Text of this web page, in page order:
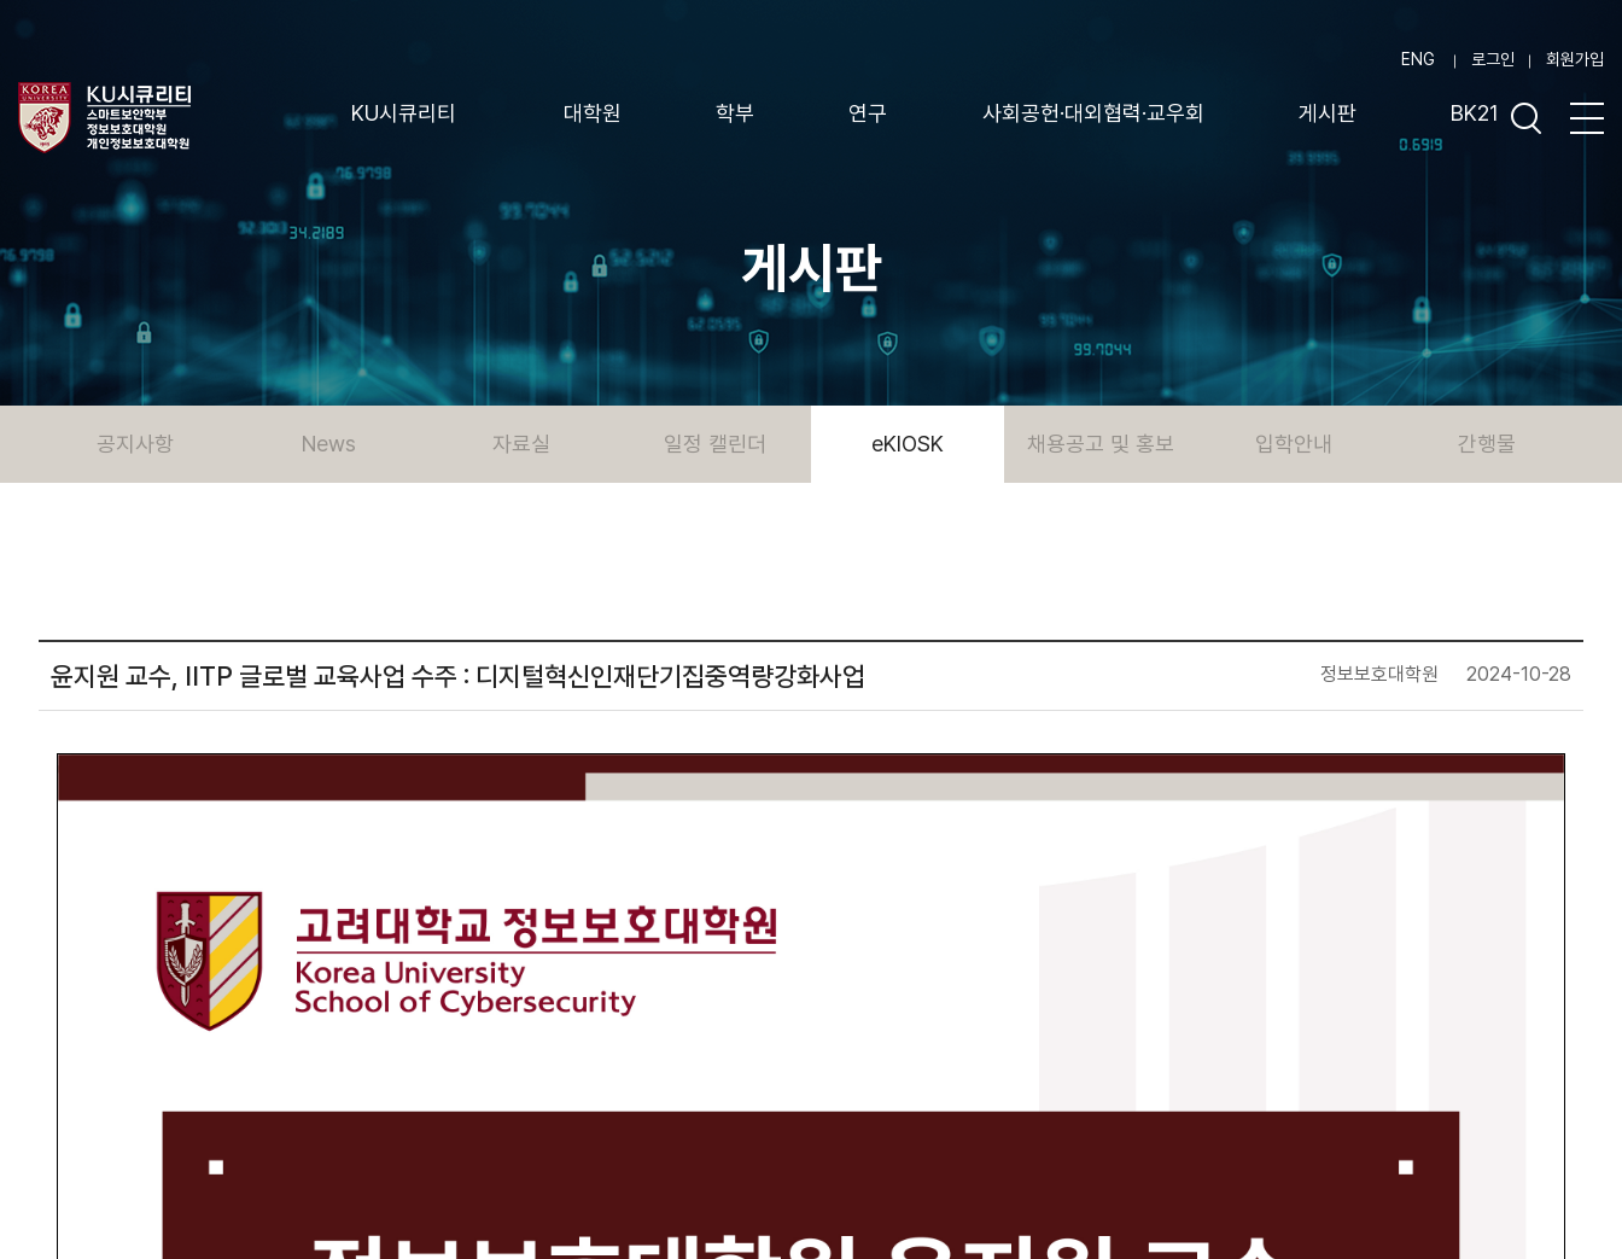
ENG 로그인 회원가입
KU시큐리티 대학원 학부 연구 사회공헌·대외협력·교우회 게시판 BK21
게시판
공지사항 News 자료실 일정 캘린더 eKIOSK 채용공고 및 홍보 입학안내 간행물
윤지원 교수, IITP 글로벌 교육사업 수주 : 디지털혁신인재단기집중역량강화사업 정보보호대학원 2024-10-28